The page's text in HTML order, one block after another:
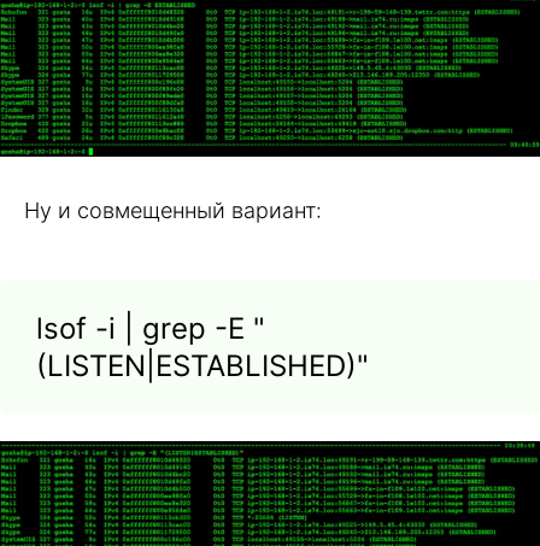
Ну и совмещенный вариант:
lsof -i | grep -E "
(LISTEN|ESTABLISHED)"